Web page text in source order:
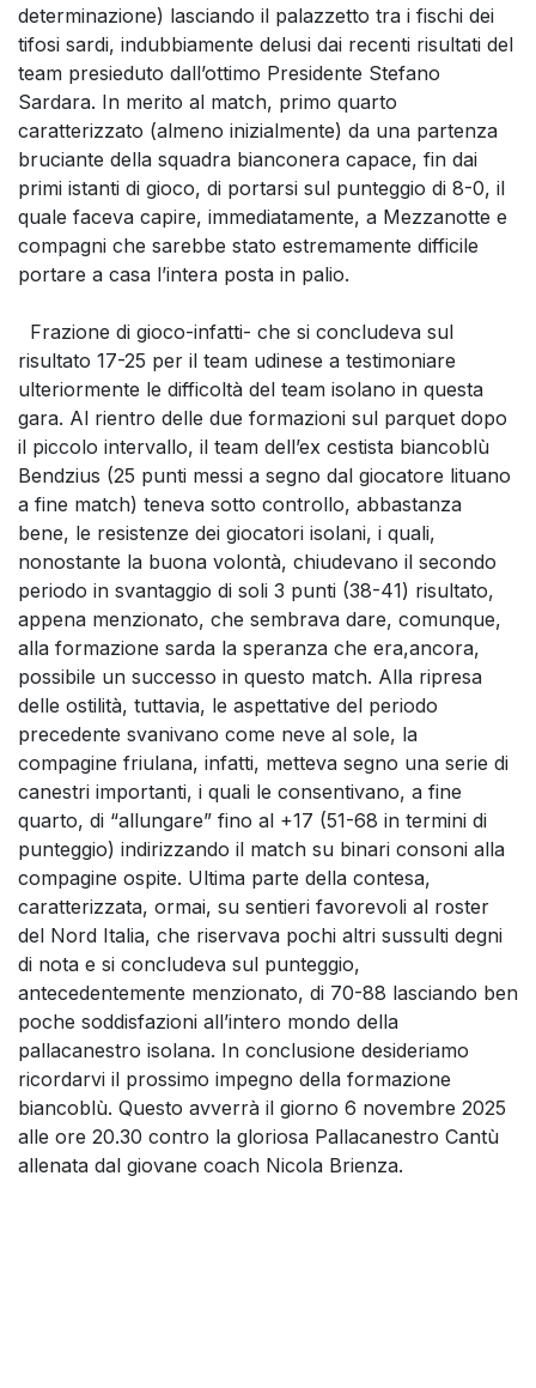
determinazione) lasciando il palazzetto tra i fischi dei
tifosi sardi, indubbiamente delusi dai recenti risultati del
team presieduto dall’ottimo Presidente Stefano
Sardara. In merito al match, primo quarto
caratterizzato (almeno inizialmente) da una partenza
bruciante della squadra bianconera capace, fin dai
primi istanti di gioco, di portarsi sul punteggio di 8-0, il
quale faceva capire, immediatamente, a Mezzanotte e
compagni che sarebbe stato estremamente difficile
portare a casa l’intera posta in palio.
Frazione di gioco-infatti- che si concludeva sul
risultato 17-25 per il team udinese a testimoniare
ulteriormente le difficoltà del team isolano in questa
gara. Al rientro delle due formazioni sul parquet dopo
il piccolo intervallo, il team dell’ex cestista biancoblù
Bendzius (25 punti messi a segno dal giocatore lituano
a fine match) teneva sotto controllo, abbastanza
bene, le resistenze dei giocatori isolani, i quali,
nonostante la buona volontà, chiudevano il secondo
periodo in svantaggio di soli 3 punti (38-41) risultato,
appena menzionato, che sembrava dare, comunque,
alla formazione sarda la speranza che era,ancora,
possibile un successo in questo match. Alla ripresa
delle ostilità, tuttavia, le aspettative del periodo
precedente svanivano come neve al sole, la
compagine friulana, infatti, metteva segno una serie di
canestri importanti, i quali le consentivano, a fine
quarto, di “allungare” fino al +17 (51-68 in termini di
punteggio) indirizzando il match su binari consoni alla
compagine ospite. Ultima parte della contesa,
caratterizzata, ormai, su sentieri favorevoli al roster
del Nord Italia, che riservava pochi altri sussulti degni
di nota e si concludeva sul punteggio,
antecedentemente menzionato, di 70-88 lasciando ben
poche soddisfazioni all’intero mondo della
pallacanestro isolana. In conclusione desideriamo
ricordarvi il prossimo impegno della formazione
biancoblù. Questo avverrà il giorno 6 novembre 2025
alle ore 20.30 contro la gloriosa Pallacanestro Cantù
allenata dal giovane coach Nicola Brienza.